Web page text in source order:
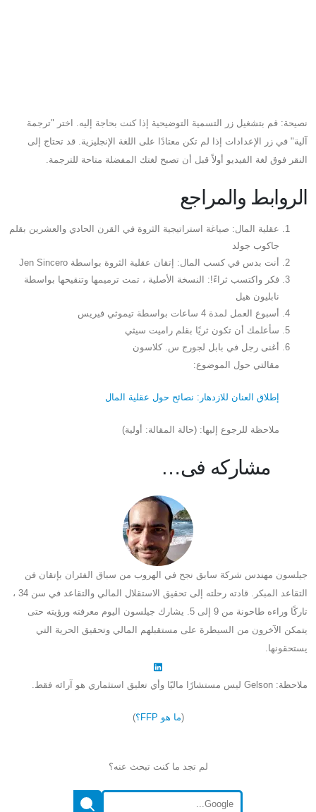
نصيحة: قم بتشغيل زر التسمية التوضيحية إذا كنت بحاجة إليه. اختر "ترجمة
آلية" في زر الإعدادات إذا لم تكن معتادًا على اللغة الإنجليزية. قد تحتاج إلى
النقر فوق لغة الفيديو أولاً قبل أن تصبح لغتك المفضلة متاحة للترجمة.
الروابط والمراجع
عقلية المال: صياغة استراتيجية الثروة في القرن الحادي والعشرين بقلم
جاكوب جولد
أنت بدس في كسب المال: إتقان عقلية الثروة بواسطة Jen Sincero
فكر واكتسب ثراءً!: النسخة الأصلية ، تمت ترميمها وتنقيحها بواسطة
نابليون هيل
أسبوع العمل لمدة 4 ساعات بواسطة تيموثي فيريس
سأعلمك أن تكون ثريًا بقلم راميت سيثي
أغنى رجل في بابل لجورج س. كلاسون
مقالتي حول الموضوع:
إطلاق العنان للازدهار: نصائح حول عقلية المال
ملاحظة للرجوع إليها: (حالة المقالة: أولية)
مشاركه فى…
جيلسون مهندس شركة سابق نجح في الهروب من سباق الفئران بإتقان فن
التقاعد المبكر. قادته رحلته إلى تحقيق الاستقلال المالي والتقاعد في سن 34 ،
تاركًا وراءه طاحونة من 9 إلى 5. يشارك جيلسون اليوم معرفته ورؤيته حتى
يتمكن الآخرون من السيطرة على مستقبلهم المالي وتحقيق الحرية التي
يستحقونها.
ملاحظة: Gelson ليس مستشارًا ماليًا وأي تعليق استثماري هو آرائه فقط.
(ما هو FFP؟ )
لم تجد ما كنت تبحث عنه؟